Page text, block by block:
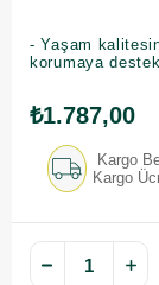
- Yaşam
korumaya
₺1.787,00
Kargo
Kargo